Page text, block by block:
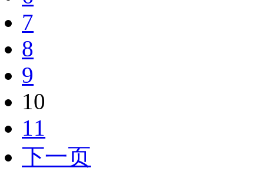
7
8
9
10
11
下一页